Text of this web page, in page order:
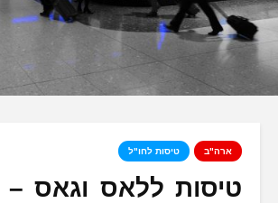
ארה"ב טיסות לחו"ל
טיסות ללאס וגאס –